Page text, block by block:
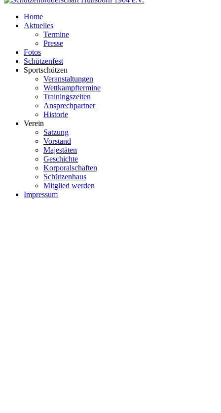
Home
Aktuelles
Termine
Presse
Fotos
Schützenfest
Sportschützen
Veranstaltungen
Wettkampftermine
Trainingszeiten
Ansprechpartner
Historie
Verein
Satzung
Vorstand
Majestäten
Geschichte
Korporalschaften
Schützenhaus
Mitglied werden
Impressum